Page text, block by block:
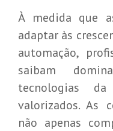
À medida que
adaptar às
automação,
saibam
tecnologias
valorizados. As
não apenas